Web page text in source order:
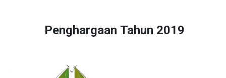
Penghargaan Tahun 2019